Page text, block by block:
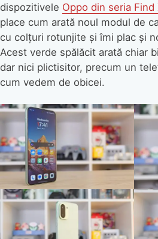
dispozitivele Oppo din seria Find
place cum arată noul modul de
cu colțuri rotunjite și îmi plac și
Acest verde spălăcit arată chiar
dar nici plictisitor, precum un
cum vedem de obicei.